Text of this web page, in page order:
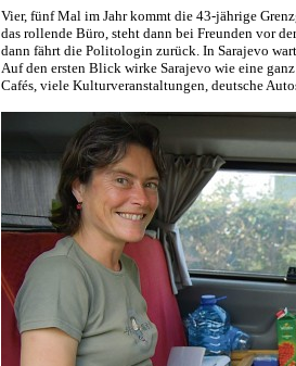
Vier, fünf Mal im Jahr kommt die 43-jährige
das rollende Büro, steht dann bei Freunden vor
dann fährt die Politologin zurück. In Sarajevo
Auf den ersten Blick wirke Sarajevo wie eine
Cafés, viele Kulturveranstaltungen, deutsche